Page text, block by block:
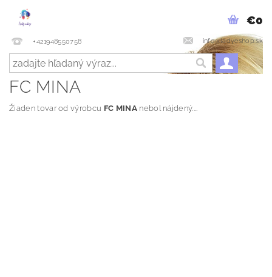
+421948550758 info@ladyeshop.sk
€0
FC MINA
Žiaden tovar od výrobcu FC MINAnebol nájdený....